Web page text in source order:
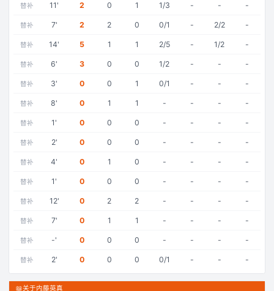
替补 11' 2 0 1 1/3 - - -
替补 7' 2 2 0 0/1 - 2/2 -
替补 14' 5 1 1 2/5 - 1/2 -
替补 6' 3 0 0 1/2 - - -
替补 3' 0 0 1 0/1 - - -
替补 8' 0 1 1 - - - -
替补 1' 0 0 0 - - - -
替补 2' 0 0 0 - - - -
替补 4' 0 1 0 - - - -
替补 1' 0 0 0 - - - -
替补 12' 0 2 2 - - - -
替补 7' 0 1 1 - - - -
替补 -' 0 0 0 - - - -
替补 2' 0 0 0 0/1 - - -
📖关于内藤英真